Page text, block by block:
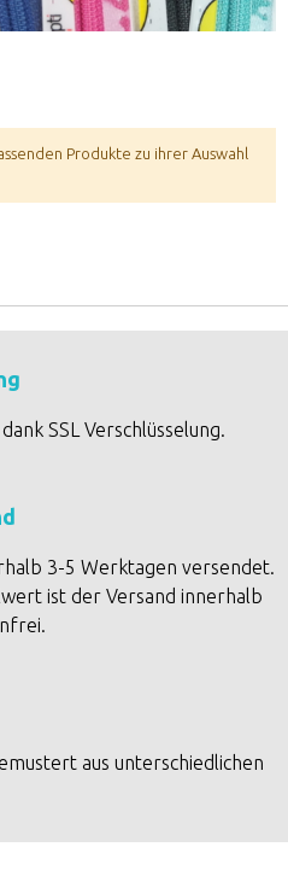
Produkte zu ihrer Auswahl
SSL Verschlüsselung.
3-5 Werktagen versendet.
ist der Versand innerhalb
aus unterschiedlichen